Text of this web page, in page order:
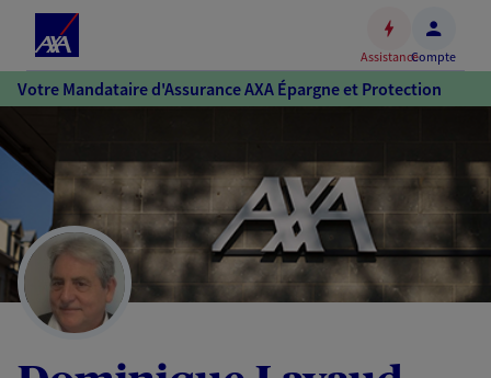
Accéder
au
Accéder
au
pied
de
page
AssistanceCompte
Votre Mandataire d'Assurance AXA Épargne et Protection